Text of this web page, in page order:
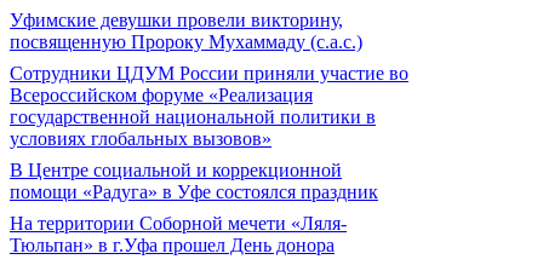
Уфимские девушки провели викторину,
посвященную Пророку Мухаммаду (с.а.с.)
Сотрудники ЦДУМ России приняли участие во
Всероссийском форуме «Реализация
государственной национальной политики в
условиях глобальных вызовов»
В Центре социальной и коррекционной
помощи «Радуга» в Уфе состоялся праздник
На территории Соборной мечети «Ляля-
Тюльпан» в г.Уфа прошел День донора